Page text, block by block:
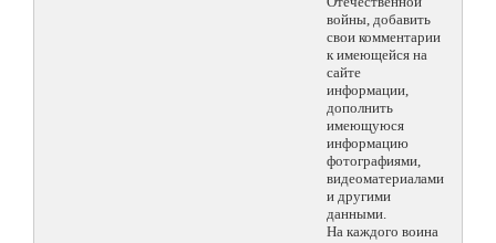
войны, добавить
свои комментарии
к имеющейся на
сайте
информации,
дополнить
имеющуюся
информацию
фотографиями,
видеоматериалами
и другими
данными.
На каждого воина